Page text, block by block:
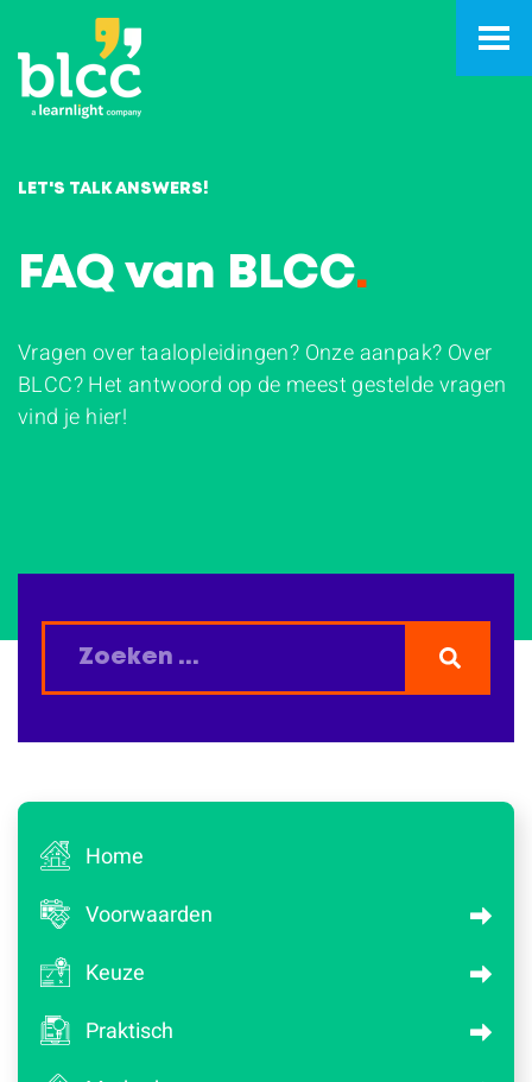
LET'S TALK ANSWERS!
FAQ van BLCC.
Vragen over taalopleidingen? Onze aanpak? Over
BLCC? Het antwoord op de meest gestelde vragen
vind je hier!
Home
Voorwaarden
Keuze
Praktisch